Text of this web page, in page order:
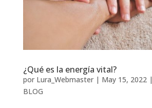
¿Qué es la energía vital?
por Lura_Webmaster| May 15, 2022|
BLOG